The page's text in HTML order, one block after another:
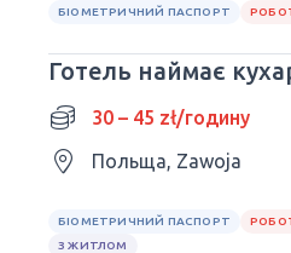
БІОМЕТРИЧНИЙ ПАСПОРТ
Готель наймає
30 – 45 zł/годину
Польща, Zawoja
БІОМЕТРИЧНИЙ ПАСПОРТ
З ЖИТЛОМ